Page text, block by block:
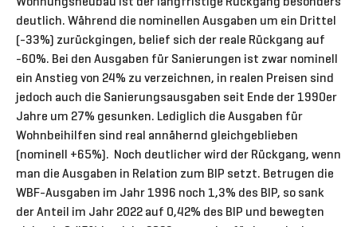
deutlich. Während die nominellen Ausgaben um ein Drittel
(-33%) zurückgingen, belief sich der reale Rückgang auf
-60%. Bei den Ausgaben für Sanierungen ist zwar nominell
ein Anstieg von 24% zu verzeichnen, in realen Preisen sind
jedoch auch die Sanierungsausgaben seit Ende der 1990er
Jahre um 27% gesunken. Lediglich die Ausgaben für
Wohnbeihilfen sind real annähernd gleichgeblieben
(nominell +65%). Noch deutlicher wird der Rückgang, wenn
man die Ausgaben in Relation zum BIP setzt. Betrugen die
WBF-Ausgaben im Jahr 1996 noch 1,3% des BIP, so sank
der Anteil im Jahr 2022 auf 0,42% des BIP und bewegten